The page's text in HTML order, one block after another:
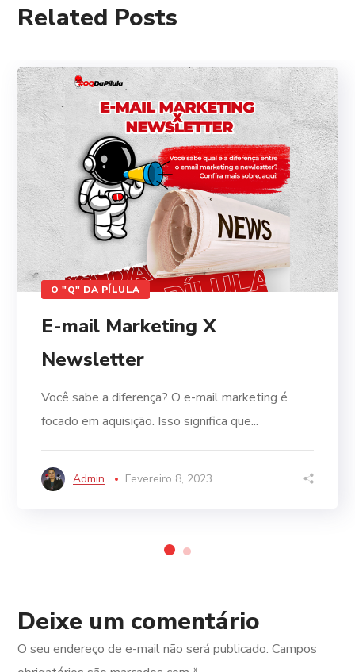
Related Posts
O "Q" DA PÍLULA
E-mail Marketing X
Newsletter
Você sabe a diferença? O e-mail marketing é
focado em aquisição. Isso significa que...
Admin Fevereiro 8, 2023
Deixe um comentário
O seu endereço de e-mail não será publicado. Campos